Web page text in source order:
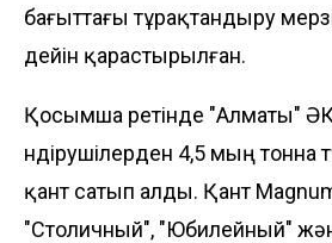
бағыттағы тұрақтандыру
дейін қарастырылған.
Қосымша ретінде "Алматы"
өндірушілерден 4,5 мың тонна
қант сатып алды. Қант
"Столичный", "Юбилейный"